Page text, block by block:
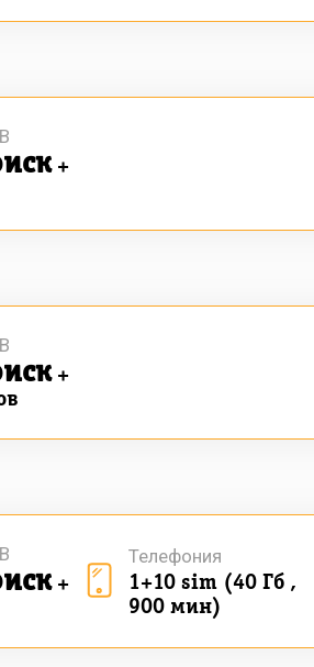
+
+
+
1+10 sim (40 Гб ,
900 мин)
Телефония